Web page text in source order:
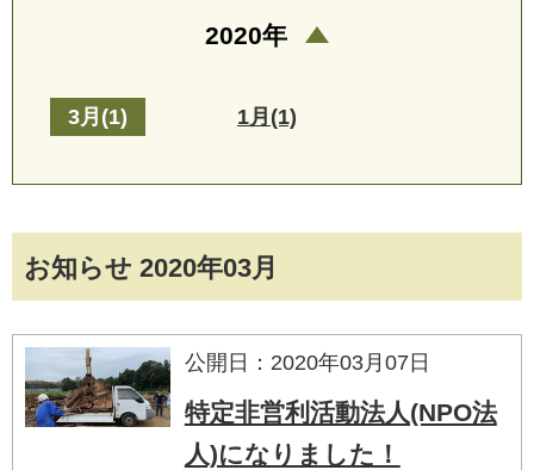
お知らせ 2020年03月
公開日：2020年03月07日
特定非営利活動法人(NPO法
人)になりました！
2020年
3月(1) 1月(1)